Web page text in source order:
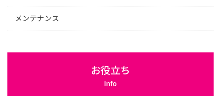
メンテナンス
お役立ち
Info